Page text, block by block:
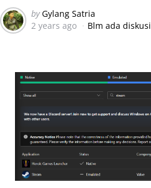
Posted
by
by Gylang Satria
2 years ago
Blm ada diskusi